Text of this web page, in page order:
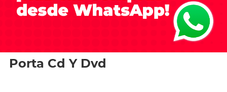
Porta Cd Y Dvd